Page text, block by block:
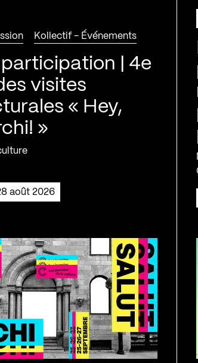
Kollectif - Événements
| 4e
visites
« Hey,
»
août 2026